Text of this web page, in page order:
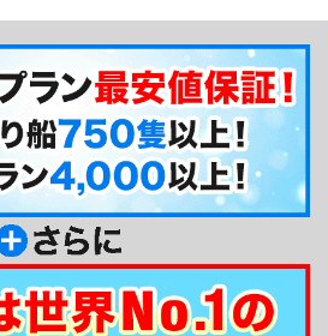
備わっており、長時間の釣行
境が整っています。また、清
を完備しているため、女性や
して利用できる点も嬉しいポイ
ルも用意されており、手ぶら
りに挑戦していただけます！
のメッセージ
広田です。当船は初心者様も大
も御座いますので